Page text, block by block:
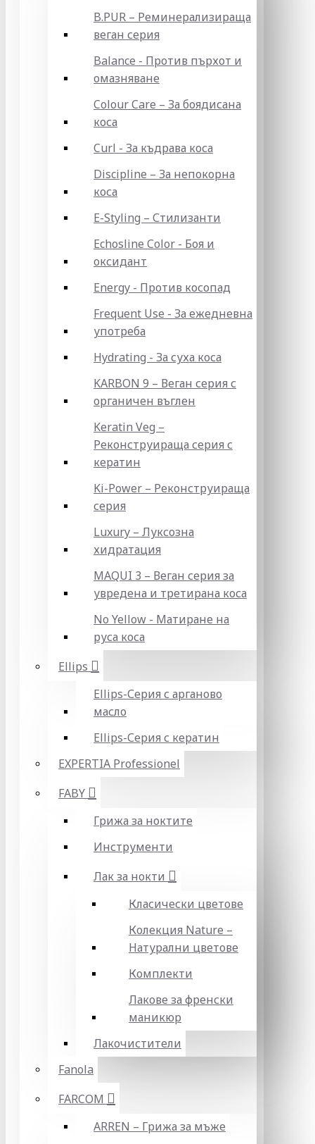
B.PUR – Реминерализираща
веган серия
Balance - Против пърхот и
омазняване
Colour Care – За боядисана
коса
Curl - За къдрава коса
Discipline – За непокорна
коса
E-Styling – Стилизанти
Echosline Color - Боя и
оксидант
Energy - Против косопад
Frequent Use - За ежедневна
употреба
Hydrating - За суха коса
KARBON 9 – Веган серия с
органичен въглен
Keratin Veg –
Реконструираща серия с
кератин
Ki-Power – Реконструираща
серия
Luxury – Луксозна
хидратация
MAQUI 3 – Веган серия за
увредена и третирана коса
No Yellow - Матиране на
руса коса
Ellips
Ellips-Серия с арганово
масло
Ellips-Серия с кератин
EXPERTIA Professionel
FABY
Грижа за ноктите
Инструменти
Лак за нокти
Класически цветове
Колекция Nature –
Натурални цветове
Комплекти
Лакове за френски
маникюр
Лакочистители
Fanola
FARCOM
ARREN – Грижа за мъже